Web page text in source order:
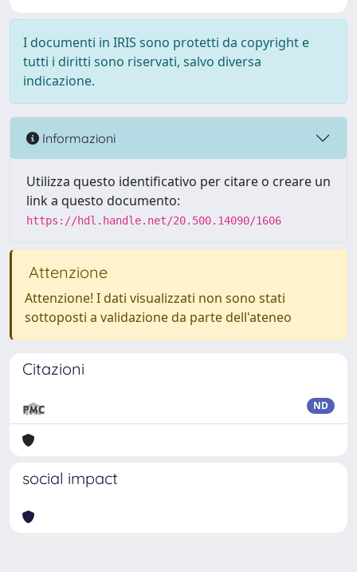
I documenti in IRIS sono protetti da copyright e
tutti i diritti sono riservati, salvo diversa
indicazione.
Informazioni
Utilizza questo identificativo per citare o creare un
link a questo documento:
https://hdl.handle.net/20.500.14090/1606
Attenzione
Attenzione! I dati visualizzati non sono stati
sottoposti a validazione da parte dell'ateneo
Citazioni
ND
social impact